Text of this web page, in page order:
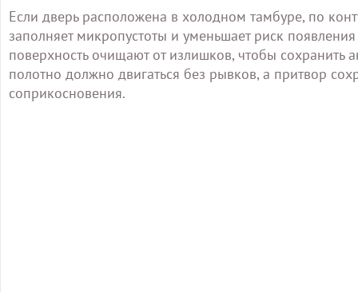
Если дверь расположена в холодном тамбуре, по
заполняет микропустоты и уменьшает риск
поверхность очищают от излишков, чтобы
полотно должно двигаться без рывков, а притвор
соприкосновения.